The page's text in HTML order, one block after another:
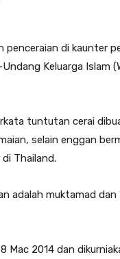
penceraian di kaunter
Keluarga Islam
tuntutan cerai
selain enggan
Thailand.
adalah muktamad dan
2014 dan